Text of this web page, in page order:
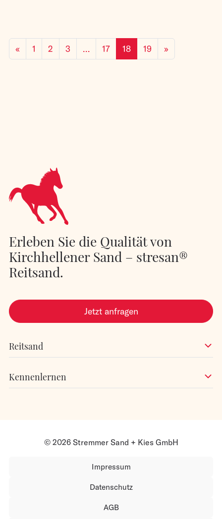
« 1 2 3 … 17 18 19 »
Erleben Sie die Qualität von
Kirchhellener Sand – stresan®
Reitsand.
Jetzt anfragen
Reitsand
Kennenlernen
© 2026 Stremmer Sand + Kies GmbH
Impressum
Datenschutz
AGB